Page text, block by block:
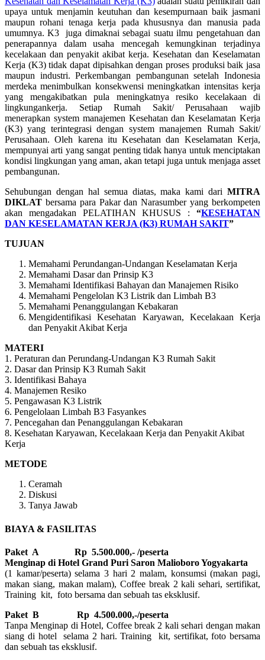
upaya untuk menjamin keutuhan dan kesempurnaan baik jasmani
maupun rohani tenaga kerja pada khususnya dan manusia pada
umumnya. K3 juga dimaknai sebagai suatu ilmu pengetahuan dan
penerapannya dalam usaha mencegah kemungkinan terjadinya
kecelakaan dan penyakit akibat kerja. Kesehatan dan Keselamatan
Kerja (K3) tidak dapat dipisahkan dengan proses produksi baik jasa
maupun industri. Perkembangan pembangunan setelah Indonesia
merdeka menimbulkan konsekwensi meningkatkan intensitas kerja
yang mengakibatkan pula meningkatnya resiko kecelakaan di
lingkungankerja. Setiap Rumah Sakit/ Perusahaan wajib
menerapkan system manajemen Kesehatan dan Keselamatan Kerja
(K3) yang terintegrasi dengan system manajemen Rumah Sakit/
Perusahaan. Oleh karena itu Kesehatan dan Keselamatan Kerja,
mempunyai arti yang sangat penting tidak hanya untuk menciptakan
kondisi lingkungan yang aman, akan tetapi juga untuk menjaga asset
pembangunan.
Sehubungan dengan hal semua diatas, maka kami dari MITRA
DIKLAT bersama para Pakar dan Narasumber yang berkompeten
akan mengadakan PELATIHAN KHUSUS : “KESEHATAN
DAN KESELAMATAN KERJA (K3) RUMAH SAKIT”
TUJUAN
Memahami Perundangan-Undangan Keselamatan Kerja
Memahami Dasar dan Prinsip K3
Memahami Identifikasi Bahayan dan Manajemen Risiko
Memahami Pengelolan K3 Listrik dan Limbah B3
Memahami Penanggulangan Kebakaran
Mengidentifikasi Kesehatan Karyawan, Kecelakaan Kerja
dan Penyakit Akibat Kerja
MATERI
1. Peraturan dan Perundang-Undangan K3 Rumah Sakit
2. Dasar dan Prinsip K3 Rumah Sakit
3. Identifikasi Bahaya
4. Manajemen Resiko
5. Pengawasan K3 Listrik
6. Pengelolaan Limbah B3 Fasyankes
7. Pencegahan dan Penanggulangan Kebakaran
8. Kesehatan Karyawan, Kecelakaan Kerja dan Penyakit Akibat
Kerja
METODE
Ceramah
Diskusi
Tanya Jawab
BIAYA & FASILITAS
Paket A Rp 5.500.000,- /peserta
Menginap di Hotel Grand Puri Saron Malioboro Yogyakarta
(1 kamar/peserta) selama 3 hari 2 malam, konsumsi (makan pagi,
makan siang, makan malam), Coffee break 2 kali sehari, sertifikat,
Training kit, foto bersama dan sebuah tas eksklusif.
Paket B
Rp 4.500.000,-/peserta
Tanpa Menginap di Hotel, Coffee break 2 kali sehari dengan makan
siang di hotel selama 2 hari. Training kit, sertifikat, foto bersama
dan sebuah tas eksklusif.